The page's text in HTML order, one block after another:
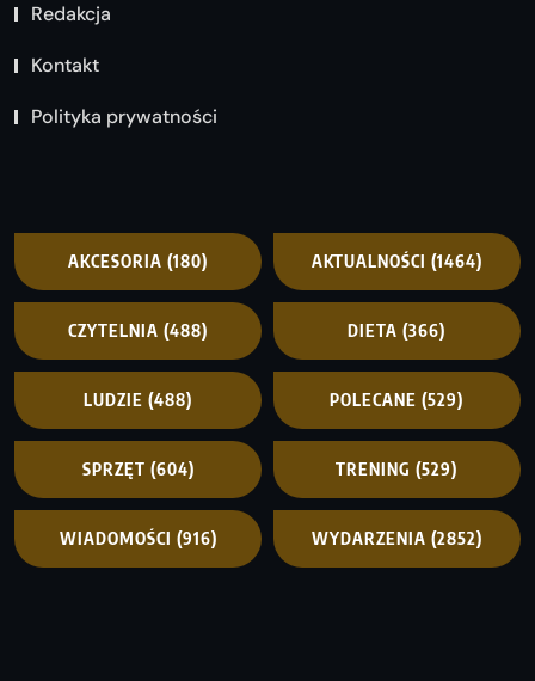
Redakcja
Kontakt
Polityka prywatności
AKCESORIA (180) AKTUALNOŚCI (1464)
CZYTELNIA (488) DIETA (366)
LUDZIE (488) POLECANE (529)
SPRZĘT (604) TRENING (529)
WIADOMOŚCI (916) WYDARZENIA (2852)